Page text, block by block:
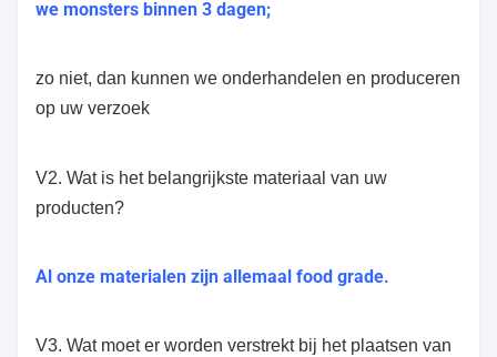
we monsters binnen 3 dagen;
zo niet, dan kunnen we onderhandelen en produceren
op uw verzoek
V2. Wat is het belangrijkste materiaal van uw
producten?
Al onze materialen zijn allemaal food grade.
V3. Wat moet er worden verstrekt bij het plaatsen van